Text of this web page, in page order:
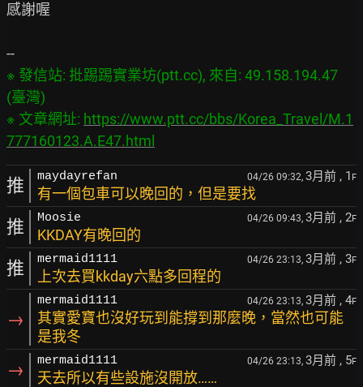
感謝喔
※ 發信站: 批踢踢實業坊(ptt.cc), 來自: 49.158.194.47
(臺灣)
※ 文章網址: https://www.ptt.cc/bbs/Korea_Travel/M.1
777160123.A.E47.html
推 maydayrefan 04/26 09:32, 3月前 , 1 F
有一個包車可以晚回的，但是要找
推 Moosie 04/26 09:43, 3月前 , 2F
KKDAY有晚回的
推 mermaid1111 04/26 23:13, 3月前 , 3F
上次去買kkday六點多回程的
→
mermaid1111 04/26 23:13, 3月前 , 4F
其實愛寶也沒好玩到能撐到那麼晚，當然也可能
是我冬
→ mermaid1111 04/26 23:13, 3月前 , 5F
天去所以有些設施沒開放……